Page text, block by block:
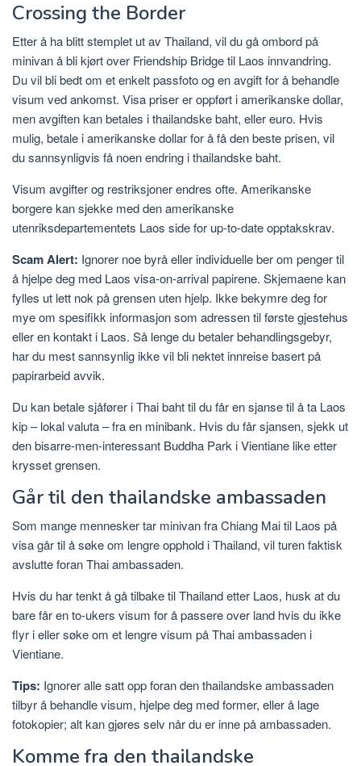
Crossing the Border
Etter å ha blitt stemplet ut av Thailand, vil du gå ombord på
minivan å bli kjørt over Friendship Bridge til Laos innvandring.
Du vil bli bedt om et enkelt passfoto og en avgift for å behandle
visum ved ankomst. Visa priser er oppført i amerikanske dollar,
men avgiften kan betales i thailandske baht, eller euro. Hvis
mulig, betale i amerikanske dollar for å få den beste prisen, vil
du sannsynligvis få noen endring i thailandske baht.
Visum avgifter og restriksjoner endres ofte. Amerikanske
borgere kan sjekke med den amerikanske
utenriksdepartementets Laos side for up-to-date opptakskrav.
Scam Alert: Ignorer noe byrå eller individuelle ber om penger til
å hjelpe deg med Laos visa-on-arrival papirene. Skjemaene kan
fylles ut lett nok på grensen uten hjelp. Ikke bekymre deg for
mye om spesifikk informasjon som adressen til første gjestehus
eller en kontakt i Laos. Så lenge du betaler behandlingsgebyr,
har du mest sannsynlig ikke vil bli nektet innreise basert på
papirarbeid avvik.
Du kan betale sjåfører i Thai baht til du får en sjanse til å ta Laos
kip – lokal valuta – fra en minibank. Hvis du får sjansen, sjekk ut
den bisarre-men-interessant Buddha Park i Vientiane like etter
krysset grensen.
Går til den thailandske ambassaden
Som mange mennesker tar minivan fra Chiang Mai til Laos på
visa går til å søke om lengre opphold i Thailand, vil turen faktisk
avslutte foran Thai ambassaden.
Hvis du har tenkt å gå tilbake til Thailand etter Laos, husk at du
bare får en to-ukers visum for å passere over land hvis du ikke
flyr i eller søke om et lengre visum på Thai ambassaden i
Vientiane.
Tips: Ignorer alle satt opp foran den thailandske ambassaden
tilbyr å behandle visum, hjelpe deg med former, eller å lage
fotokopier; alt kan gjøres selv når du er inne på ambassaden.
Komme fra den thailandske